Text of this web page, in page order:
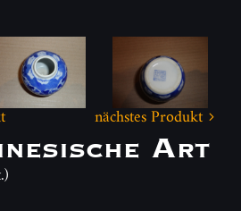
nächstes Produkt
Art